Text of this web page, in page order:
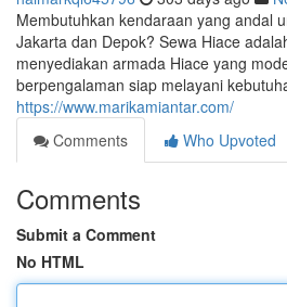
Membutuhkan kendaraan yang andal
Jakarta dan Depok? Sewa Hiace
menyediakan armada Hiace yang
berpengalaman siap melayani
https://www.marikamiantar.com/
Comments
Who Upvoted
Comments
Submit a Comment
No HTML